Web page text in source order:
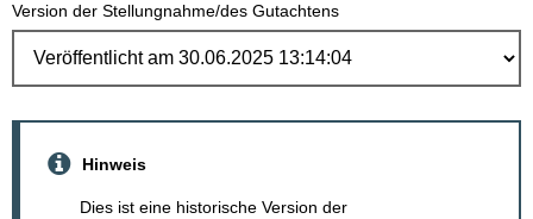
Version der Stellungnahme/des Gutachtens
Hinweis
Dies ist eine historische Version der